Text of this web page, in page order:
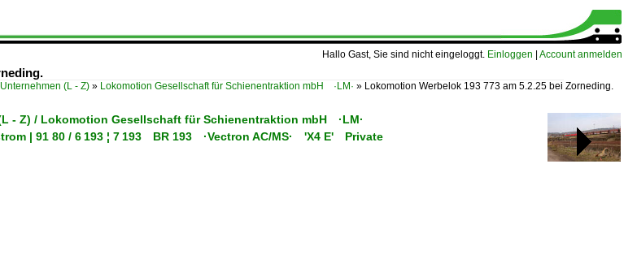
Hallo Gast, Sie sind nicht eingeloggt. Einloggen Account anmelden
Unternehmen (L - Z) » Lokomotion Gesellschaft für Schienentraktion mbH ·LM· » Lokomotion Werbelok 193 773 am 5.2.25 bei Zorneding.
- Z) / Lokomotion Gesellschaft für Schienentraktion mbH ·LM·
| 91 80 / 6 193 ¦ 7 193 BR 193 ·Vectron AC/MS· 'X4 E' Private